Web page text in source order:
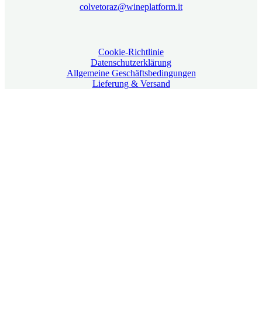
colvetoraz@wineplatform.it
Cookie-Richtlinie
Datenschutzerklärung
Allgemeine Geschäftsbedingungen
Lieferung & Versand